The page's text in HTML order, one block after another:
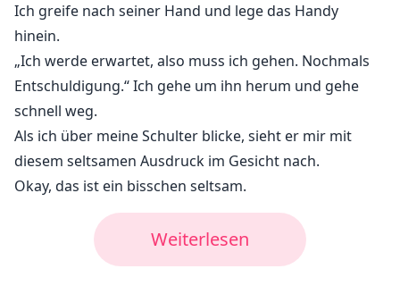
Ich greife nach seiner Hand und lege das Handy
hinein.
„Ich werde erwartet, also muss ich gehen. Nochmals
Entschuldigung.“ Ich gehe um ihn herum und gehe
schnell weg.
Als ich über meine Schulter blicke, sieht er mir mit
diesem seltsamen Ausdruck im Gesicht nach.
Okay, das ist ein bisschen seltsam.
Weiterlesen